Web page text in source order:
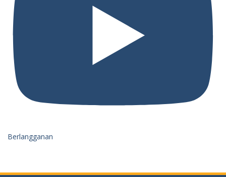
Berlangganan